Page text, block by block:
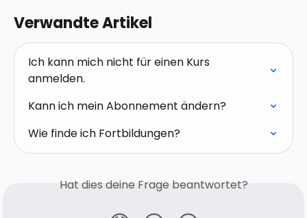
Verwandte Artikel
Ich kann mich nicht für einen Kurs
anmelden.
Kann ich mein Abonnement ändern?
Wie finde ich Fortbildungen?
Hat dies deine Frage beantwortet?